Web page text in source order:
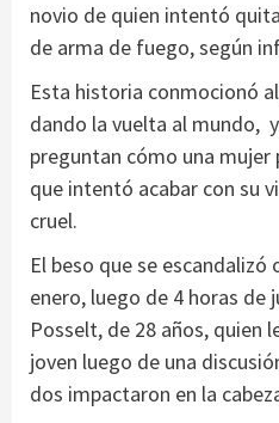
novio de quien intentó
de arma de fuego, según
Esta historia conmocionó
dando la vuelta al mundo,
preguntan cómo una mujer
que intentó acabar con su
cruel.
El beso que se
enero, luego de 4 horas de
Posselt, de 28 años, quien
joven luego de una
dos impactaron en la